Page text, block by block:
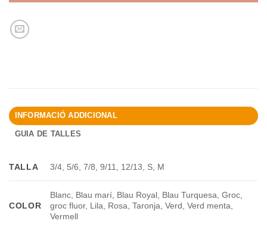
INFORMACIÓ ADDICIONAL
GUIA DE TALLES
TALLA 3/4, 5/6, 7/8, 9/11, 12/13, S, M
COLOR
Blanc, Blau marí, Blau Royal, Blau Turquesa, Groc,
groc fluor, Lila, Rosa, Taronja, Verd, Verd menta,
Vermell